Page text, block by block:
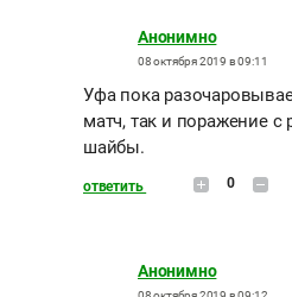
Анонимно
08 октября 2019 в 09:11
Уфа пока
матч, так и поражение с
шайбы.
ответить 0
Анонимно